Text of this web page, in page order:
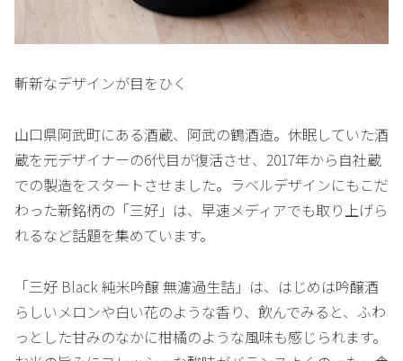
斬新なデザインが目をひく
山口県阿武町にある酒蔵、阿武の鶴酒造。休眠していた酒
蔵を元デザイナーの6代目が復活させ、2017年から自社蔵
での製造をスタートさせました。ラベルデザインにもこだ
わった新銘柄の「三好」は、早速メディアでも取り上げら
れるなど話題を集めています。
「三好 Black 純米吟醸 無濾過生詰」は、はじめは吟醸酒
らしいメロンや白い花のような香り、飲んでみると、ふわ
っとした甘みのなかに柑橘のような風味も感じられます。